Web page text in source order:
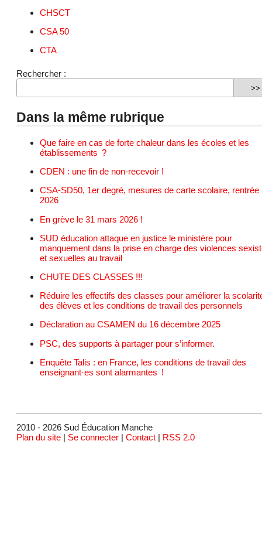
CHSCT
CSA 50
CTA
Rechercher :
Dans la même rubrique
Que faire en cas de forte chaleur dans les écoles et les
établissements ?
CDEN : une fin de non-recevoir !
CSA-SD50, 1er degré, mesures de carte scolaire, rentrée
2026
En grève le 31 mars 2026 !
SUD éducation attaque en justice le ministère pour
manquement dans la prise en charge des violences
et sexuelles au travail
CHUTE DES CLASSES !!!
Réduire les effectifs des classes pour améliorer la
des élèves et les conditions de travail des personnels
Déclaration au CSAMEN du 16 décembre 2025
PSC, des supports à partager pour s’informer.
Enquête Talis : en France, les conditions de travail des
enseignant·es sont alarmantes !
2010 - 2026 Sud Éducation Manche
Plan du site | Se connecter | Contact | RSS 2.0